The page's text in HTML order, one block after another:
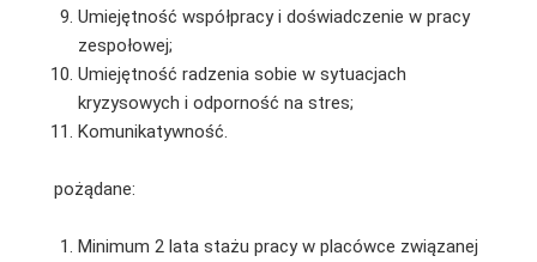
Umiejętność współpracy i doświadczenie w pracy
zespołowej;
Umiejętność radzenia sobie w sytuacjach
kryzysowych i odporność na stres;
Komunikatywność.
pożądane:
Minimum 2 lata stażu pracy w placówce związanej